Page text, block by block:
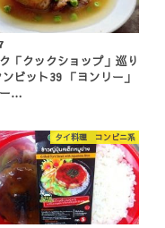
「クックショップ」巡り
ビット39 「ヨンリー」
…
タイ料理 コンビニ系